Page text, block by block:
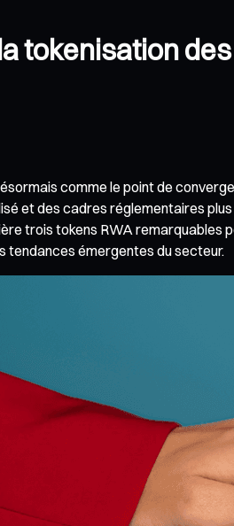
tokenisation
comme le point de
et des cadres réglementaires
trois tokens RWA remarquables
tendances émergentes du secteur.